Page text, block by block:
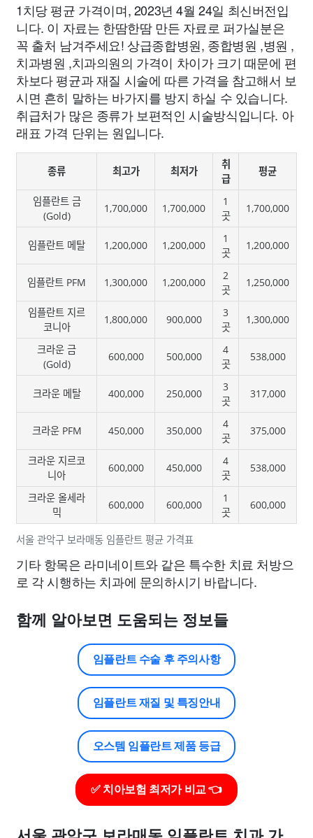
1치당 평균 가격이며, 2023년 4월 24일 최신버전입
니다. 이 자료는 한땀한땀 만든 자료로 퍼가실분은
꼭 출처 남겨주세요! 상급종합병원, 종합병원 ,병원 ,
치과병원 ,치과의원의 가격이 차이가 크기 때문에 편
차보다 평균과 재질 시술에 따른 가격을 참고해서 보
시면 흔히 말하는 바가지를 방지 하실 수 있습니다.
취급처가 많은 종류가 보편적인 시술방식입니다. 아
래표 가격 단위는 원입니다.
서울 관악구 보라매동 임플란트 평균 가격표
종류 최고가 최저가
취
급
평균
임플란트 금
(Gold)
1,700,000 1,700,000
1
곳
1,700,000
임플란트 메탈 1,200,000 1,200,000
1
곳
1,200,000
임플란트 PFM 1,300,000 1,200,000
2
곳
1,250,000
임플란트 지르
코니아
1,800,000 900,000
3
곳
1,300,000
크라운 금
(Gold)
600,000 500,000
4
곳
538,000
크라운 메탈 400,000 250,000
3
곳
317,000
크라운 PFM 450,000 350,000
4
곳
375,000
크라운 지르코
니아
600,000 450,000
4
곳
538,000
크라운 올세라
믹
600,000 600,000
1
곳
600,000
기타 항목은 라미네이트와 같은 특수한 치료 처방으
로 각 시행하는 치과에 문의하시기 바랍니다.
함께 알아보면 도움되는 정보들
임플란트 수술 후 주의사항
임플란트 재질 및 특징안내
오스템 임플란트 제품 등급
✅ 치아보험 최저가 비교 👈